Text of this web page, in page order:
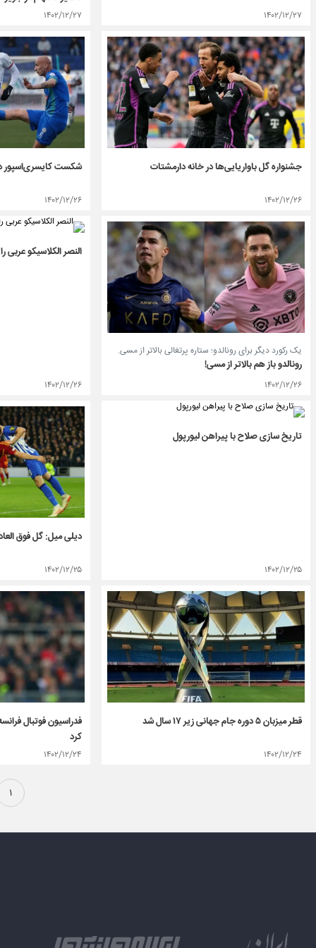
۱۴۰۲/۱۲/۲۷ ۱۴۰۲/۱۲/۲۷
جشنواره گل باواریایی‌ها در خانه دارمشتات
۱۴۰۲/۱۲/۲۶
شکست کایسری‌اسپور
۱۴۰۲/۱۲/۲۶
یک رکورد دیگر برای رونالدو؛ ستاره پرتغالی بالاتر از مسی.
رونالدو باز هم بالاتر از مسی!
۱۴۰۲/۱۲/۲۶
النصر الکلاسیکو عربی
۱۴۰۲/۱۲/۲۶
تاریخ سازی صلاح با پیراهن لیورپول
۱۴۰۲/۱۲/۲۵
دیلی میل: گل فوق
۱۴۰۲/۱۲/۲۵
قطر میزبان ۵ دوره جام جهانی زیر ۱۷ سال شد
۱۴۰۲/۱۲/۲۴
فدراسیون فوتبال
کرد
۱۴۰۲/۱۲/۲۴
۱